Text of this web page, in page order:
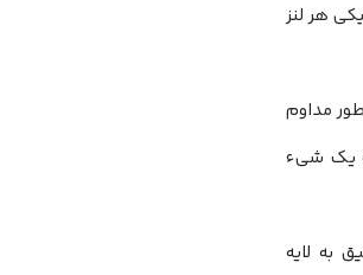
هر لنز
مداوم
یک شیء
به لایه